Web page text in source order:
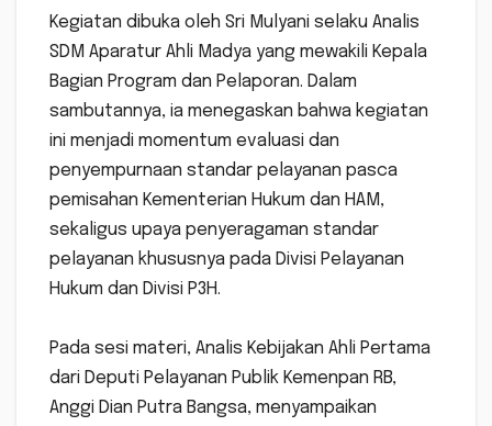
‎Kegiatan dibuka oleh Sri Mulyani selaku Analis
SDM Aparatur Ahli Madya yang mewakili Kepala
Bagian Program dan Pelaporan. Dalam
sambutannya, ia menegaskan bahwa kegiatan
ini menjadi momentum evaluasi dan
penyempurnaan standar pelayanan pasca
pemisahan Kementerian Hukum dan HAM,
sekaligus upaya penyeragaman standar
pelayanan khususnya pada Divisi Pelayanan
Hukum dan Divisi P3H.
‎Pada sesi materi, Analis Kebijakan Ahli Pertama
dari Deputi Pelayanan Publik Kemenpan RB,
Anggi Dian Putra Bangsa, menyampaikan